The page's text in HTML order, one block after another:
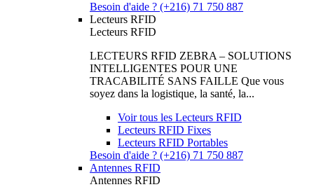
Besoin d'aide ? (+216) 71 750 887
Lecteurs RFID
Lecteurs RFID
LECTEURS RFID ZEBRA – SOLUTIONS
INTELLIGENTES POUR UNE
TRACABILITÉ SANS FAILLE Que vous
soyez dans la logistique, la santé, la...
Voir tous les Lecteurs RFID
Lecteurs RFID Fixes
Lecteurs RFID Portables
Besoin d'aide ? (+216) 71 750 887
Antennes RFID
Antennes RFID